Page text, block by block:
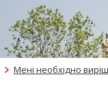
Мені необхідно